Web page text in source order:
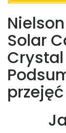
Solar
przejęć